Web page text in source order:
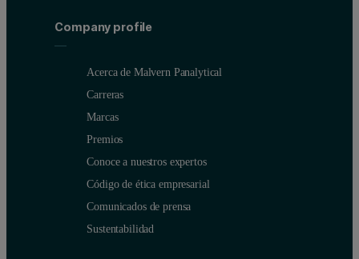
Company profile
Acerca de Malvern Panalytical
Carreras
Marcas
Premios
Conoce a nuestros expertos
Código de ética empresarial
Comunicados de prensa
Sustentabilidad